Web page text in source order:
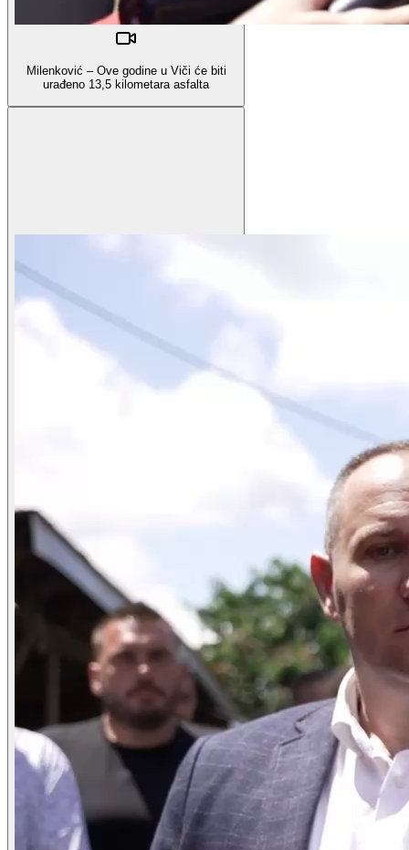
Milenković – Ove godine u Viči će biti
urađeno 13,5 kilometara asfalta